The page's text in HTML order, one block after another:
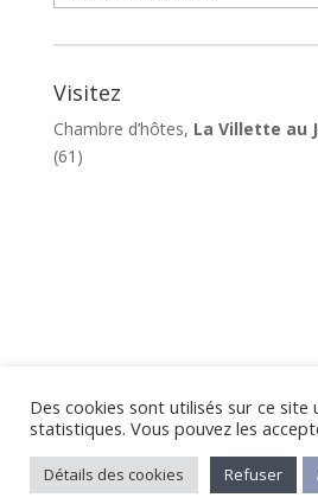
Visitez
Chambre d’hôtes, La Villette au
(61)
Mentions Légales - Site créé
Net
Des cookies sont utilisés sur ce site
statistiques. Vous pouvez les
Détails des cookies Refuser